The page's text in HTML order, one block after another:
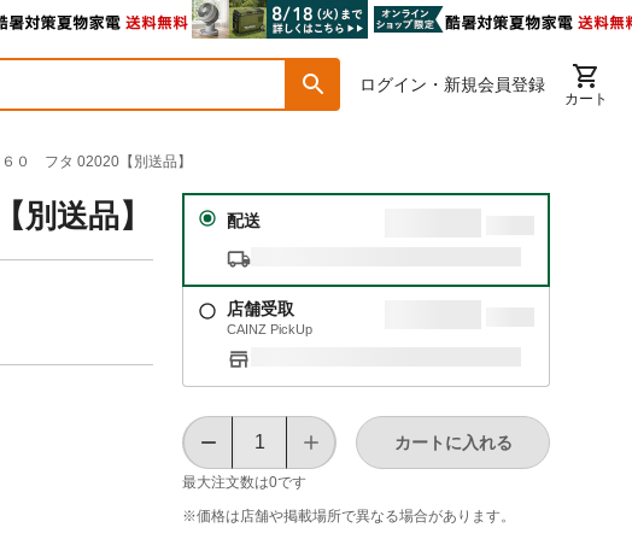
ログイン・新規会員登録
カート
０ フタ 02020【別送品】
送品】 配送
店舗受取
CAINZ PickUp
最大注文数は0です
カートに入れる
※価格は​店舗や​掲載場所で​異なる​場合が​あります。